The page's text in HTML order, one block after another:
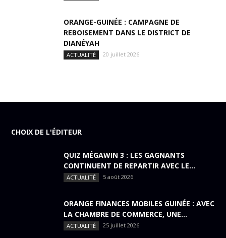
ORANGE-GUINÉE : CAMPAGNE DE
REBOISEMENT DANS LE DISTRICT DE
DIANÉYAH
ACTUALITÉ 20 juillet 2026
CHOIX DE L'ÉDITEUR
QUIZ MÉGAWIN 3 : LES GAGNANTS
CONTINUENT DE REPARTIR AVEC LE...
ACTUALITÉ 5 août 2026
ORANGE FINANCES MOBILES GUINÉE : AVEC
LA CHAMBRE DE COMMERCE, UNE...
ACTUALITÉ 25 juillet 2026